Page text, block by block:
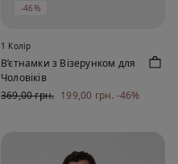
-46%
1 Колір
В’єтнамки з Візерунком для
Чоловіків
369,00 грн. 199,00 грн. -46%